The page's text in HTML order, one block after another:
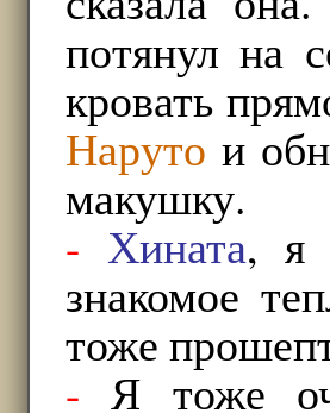
потянул на
кровать
Наруто и
макушку.
- Хината, я
знакомое
тоже
- Я тоже